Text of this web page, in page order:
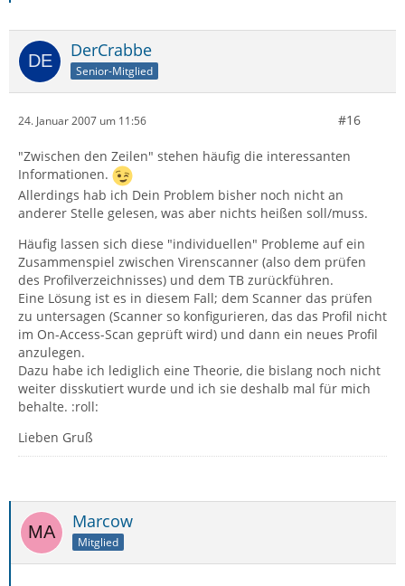
DerCrabbe
Senior-Mitglied
24. Januar 2007 um 11:56 #16
"Zwischen den Zeilen" stehen häufig die interessanten
Informationen.
Allerdings hab ich Dein Problem bisher noch nicht an
anderer Stelle gelesen, was aber nichts heißen soll/muss.
Häufig lassen sich diese "individuellen" Probleme auf ein
Zusammenspiel zwischen Virenscanner (also dem prüfen
des Profilverzeichnisses) und dem TB zurückführen.
Eine Lösung ist es in diesem Fall; dem Scanner das prüfen
zu untersagen (Scanner so konfigurieren, das das Profil nicht
im On-Access-Scan geprüft wird) und dann ein neues Profil
anzulegen.
Dazu habe ich lediglich eine Theorie, die bislang noch nicht
weiter disskutiert wurde und ich sie deshalb mal für mich
behalte. :roll:
Lieben Gruß
Marcow
Mitglied